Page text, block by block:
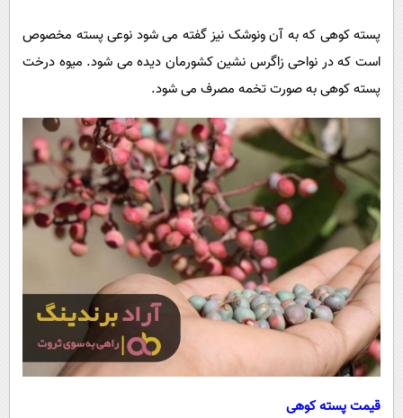
سلامت
یک برش دانایی
محیط زیست
سفر و تفریح
علم و دانش
فناوری و It
اخبار کریپتو
قرآن
سرگرمی
باشگاه مغز
مجله تصویری سلاح
فیلم
اقتصاد
ورزش
سیاست
سرگرمی
فناوری
عصر ایران 2
خواندنی ها و دیدنی ها
داستان کوتاه
پیامک
روانشناسی
آموزش زبان
پسته کوهی که به آن ونوشک نیز گفته می شود نوعی پسته مخصوص
است که در نواحی زاگرس نشین کشورمان دیده می شود. میوه درخت
پسته کوهی به صورت تخمه مصرف می شود.
قیمت پسته کوهی